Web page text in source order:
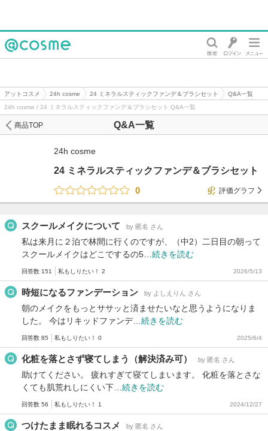
アットコスメ 24h cosme 24 ミネラルスティックファンデ＆ブラシセット
Q&A一覧
24h cosme / 24 ミネラルスティックファンデ＆ブラシセット Q&A一覧
Q&A一覧
商品TOP
24h cosme
24 ミネラルスティックファンデ＆ブラシセット
0
評価グラフ
スクールメイクについて by 匿名 さん
私は来月に２泊で林間に行くのですが、（中2）二日目の朝って
スクールメイクはどこでするの5… 続きを読む
回答数 151 私もしりたい！ 2 2026/5/13
時短になるファンデーション by よしえりん さん
朝のメイクをもっとササッと済ませたいなと思うようになりま
した。 今はリキッドファンデ… 続きを読む
回答数 85 私もしりたい！ 0 2025/6/4
化粧を落とさず寝てしまう（解決済み可） by 匿名 さん
助けてください。 疲れすぎて寝てしまいます。 化粧を落とさな
くても肌荒れしにくい下… 続きを読む
回答数 56 私もしりたい！ 1 2024/12/27
つけたまま眠れるコスメ by 匿名 さん